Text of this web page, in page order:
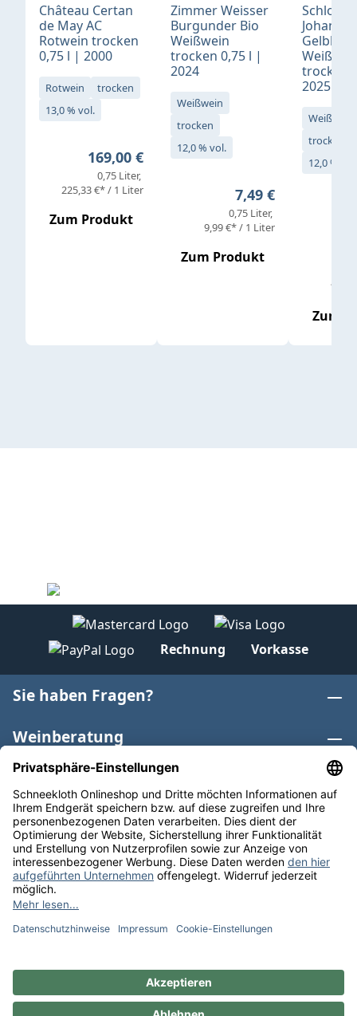
Château Certan
de May AC
Rotwein trocken
0,75 l | 2000
Rotwein
trocken
13,0 % vol.
Regulärer Preis:
169,00 €
0,75 Liter
225,33 €* / 1 Liter
Zum Produkt
Zimmer Weisser
Burgunder Bio
Weißwein
trocken 0,75 l |
2024
Weißwein
trocken
12,0 % vol.
Regulärer Preis:
7,49 €
0,75 Liter
9,99 €* / 1 Liter
Zum Produkt
Schloß
Gelblack
trocken
2025
Weißwein
trocken
12,0 % vol.
Zum
Rechnung Vorkasse
Sie haben Fragen?
Weinberatung
Informationen
Weinkategorien
Internationaler Wein
* Alle Preise inkl. gesetzl. Mehrwertsteuer zzgl.
anders angegeben. Bioprodukte im Bio-Kontrollverfahren
** Kostenfreie Lieferung ab 75 € Bestellwert in DE. Werktags
versandfertig in 24h.